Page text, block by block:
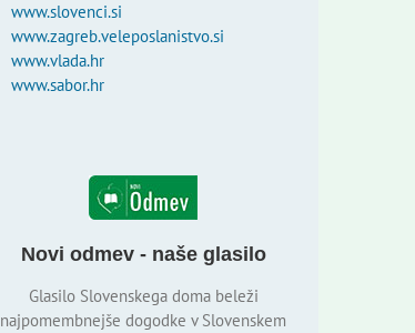
www.slovenci.si
www.zagreb.veleposlanistvo.si
www.vlada.hr
www.sabor.hr
Novi odmev - naše glasilo
Glasilo Slovenskega doma beleži
najpomembnejše dogodke v Slovenskem